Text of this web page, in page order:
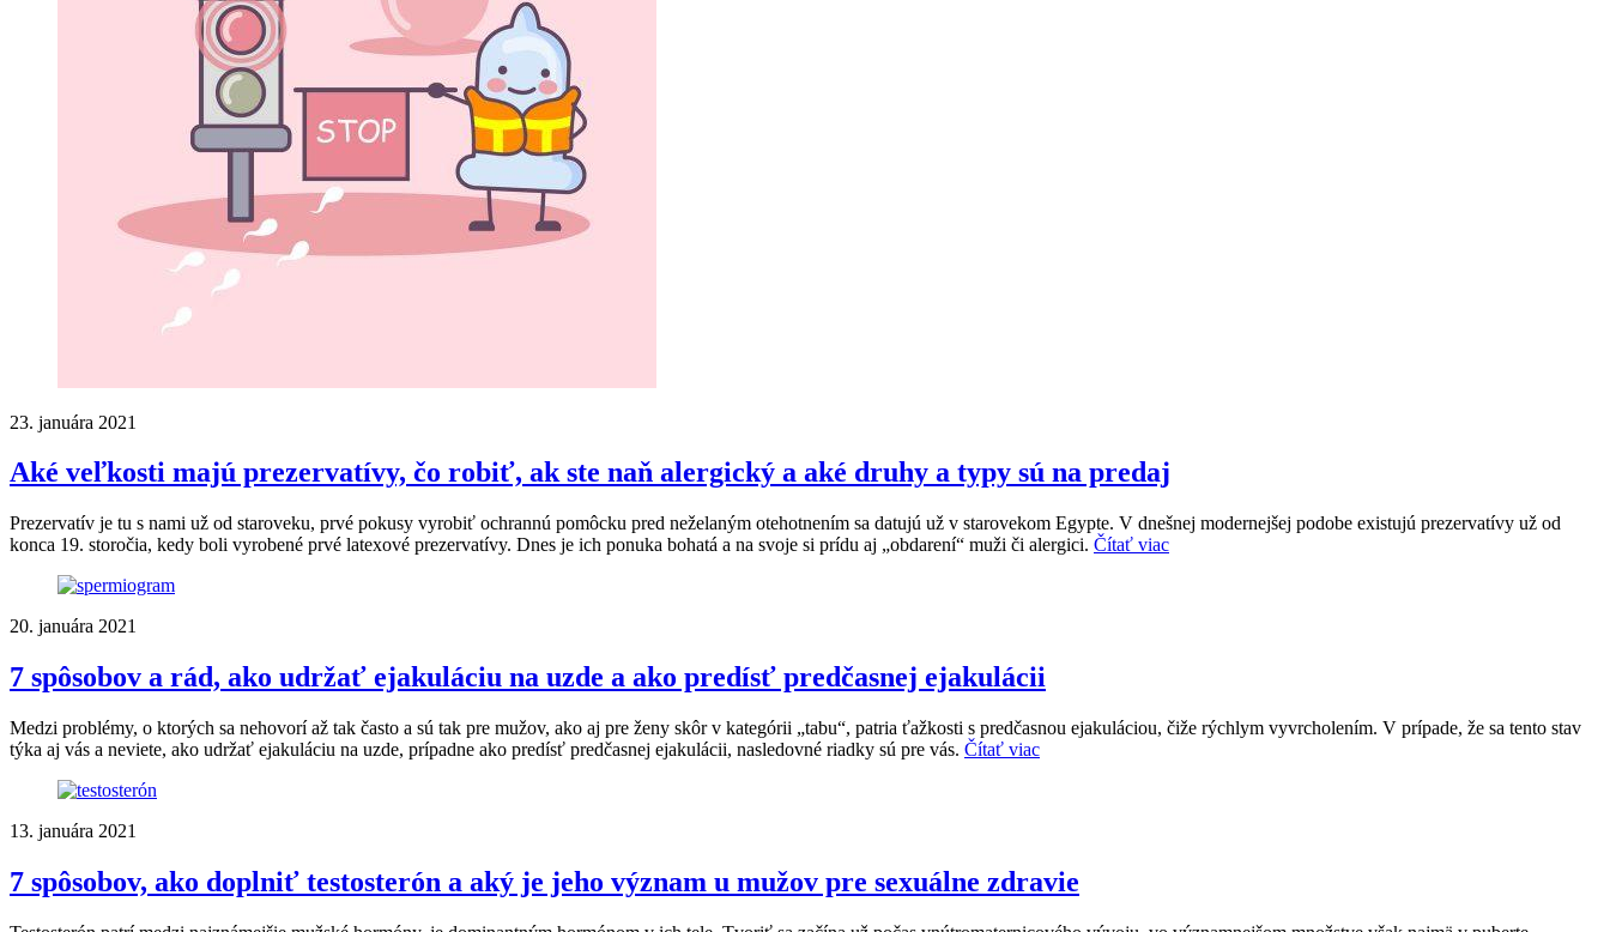
23. januára 2021
Aké veľkosti majú prezervatívy, čo robiť, ak ste naň alergický a aké druhy a typy sú na predaj
Prezervatív je tu s nami už od staroveku, prvé pokusy vyrobiť ochrannú pomôcku pred neželaným otehotnením sa datujú už v starovekom Egypte. V dnešnej modernejšej podobe existujú prezervatívy už od
konca 19. storočia, kedy boli vyrobené prvé latexové prezervatívy. Dnes je ich ponuka bohatá a na svoje si prídu aj „obdarení“ muži či alergici. Čítať viac
20. januára 2021
7 spôsobov a rád, ako udržať ejakuláciu na uzde a ako predísť predčasnej ejakulácii
Medzi problémy, o ktorých sa nehovorí až tak často a sú tak pre mužov, ako aj pre ženy skôr v kategórii „tabu“, patria ťažkosti s predčasnou ejakuláciou, čiže rýchlym vyvrcholením. V prípade, že sa tento stav
týka aj vás a neviete, ako udržať ejakuláciu na uzde, prípadne ako predísť predčasnej ejakulácii, nasledovné riadky sú pre vás. Čítať viac
13. januára 2021
7 spôsobov, ako doplniť testosterón a aký je jeho význam u mužov pre sexuálne zdravie